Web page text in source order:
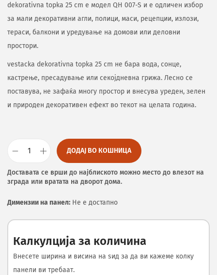
dekorativna topka 25 cm е модел QH 007-S и е одличен избор
за мали декоративни агли, полици, маси, рецепции, излози,
тераси, балкони и уредување на домови или деловни
простори.
vestacka dekorativna topka 25 cm не бара вода, сонце,
кастрење, пресадување или секојдневна грижа. Лесно се
поставува, не зафаќа многу простор и внесува уреден, зелен
и природен декоративен ефект во текот на целата година.
ДОДАЈ ВО КОШНИЦА
Доставата се врши до најблиското можно место до влезот на
зграда или вратата на дворот дома.
Димензии на панел: Не е достапно
Калкулција за количина
Внесете ширина и висина на ѕид за да ви кажеме колку
панели ви требаат.